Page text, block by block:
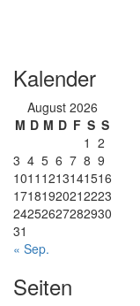
Kalender
August 2026
M D M D F S S
1 2
3 4 5 6 7 8 9
1011 1213141516
17181920212223
24252627282930
31
« Sep.
Seiten